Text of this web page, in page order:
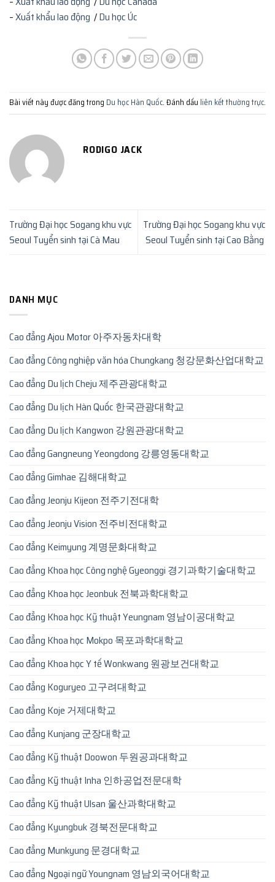
–Xuất khẩu lao động /Du học Úc
Bài viết này được đăng trong Du học Hàn Quốc. Đánh dấu liên kết thường trực.
RODIGO JACK
Trường Đại học Sogang khu vực
Seoul Tuyển sinh tại Cà Mau
Trường Đại học Sogang khu vực
Seoul Tuyển sinh tại Cao Bằng
DANH MỤC
Cao đẳng Ajou Motor 아주자동차대학
Cao đẳng Công nghiệp văn hóa Chungkang 청강문화산업대학교
Cao đẳng Du lịch Cheju 제주관광대학교
Cao đẳng Du lịch Hàn Quốc 한국관광대학교
Cao đẳng Du lịch Kangwon 강원관광대학교
Cao đẳng Gangneung Yeongdong 강릉영동대학교
Cao đẳng Gimhae 김해대학교
Cao đẳng Jeonju Kijeon 전주기전대학
Cao đẳng Jeonju Vision 전주비전대학교
Cao đẳng Keimyung 계명문화대학교
Cao đẳng Khoa học Công nghệ Gyeonggi 경기과학기술대학교
Cao đẳng Khoa học Jeonbuk 전북과학대학교
Cao đẳng Khoa học Kỹ thuật Yeungnam 영남이공대학교
Cao đẳng Khoa học Mokpo 목포과학대학교
Cao đẳng Khoa học Y tế Wonkwang 원광보건대학교
Cao đẳng Koguryeo 고구려대학교
Cao đẳng Koje 거제대학교
Cao đẳng Kunjang 군장대학교
Cao đẳng Kỹ thuật Doowon 두원공과대학교
Cao đẳng Kỹ thuật Inha 인하공업전문대학
Cao đẳng Kỹ thuật Ulsan 울산과학대학교
Cao đẳng Kyungbuk 경북전문대학교
Cao đẳng Munkyung 문경대학교
Cao đẳng Ngoại ngữ Youngnam 영남외국어대학교